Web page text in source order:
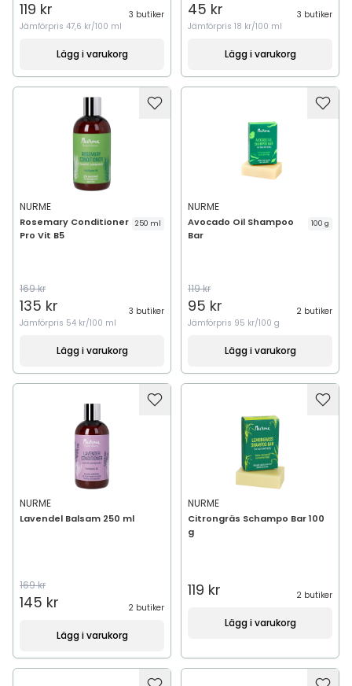
119 kr
3 butiker
Jämförpris 47,6 kr/100 ml
Lägg i varukorg
45 kr
3 butiker
Jämförpris 18 kr/100 ml
Lägg i varukorg
NURME
Rosemary Conditioner
Pro Vit B5
250 ml
169 kr
135 kr
3 butiker
Jämförpris 54 kr/100 ml
Lägg i varukorg
NURME
Avocado Oil Shampoo
Bar
100 g
119 kr
95 kr
2 butiker
Jämförpris 95 kr/100 g
Lägg i varukorg
NURME
Lavendel Balsam 250 ml
169 kr
145 kr 2 butiker
Lägg i varukorg
NURME
Citrongräs Schampo Bar 100
g
119 kr 2 butiker
Lägg i varukorg